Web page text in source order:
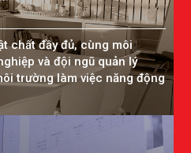
chất đầy đủ, cùng môi
và đội ngũ quản lý
trường làm việc năng động